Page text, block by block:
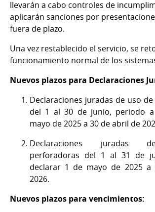
llevarán a cabo controles de
aplicarán sanciones por
fuera de plazo.
Una vez restablecido el servicio, se
funcionamiento normal de los
Nuevos plazos para Declaraciones
Declaraciones juradas de uso
del 1 al 30 de junio, periodo
mayo de 2025 a 30 de abril de
Declaraciones juradas
perforadoras del 1 al 31 de
declarar 1 de mayo de 2025
2026.
Nuevos plazos para vencimientos: